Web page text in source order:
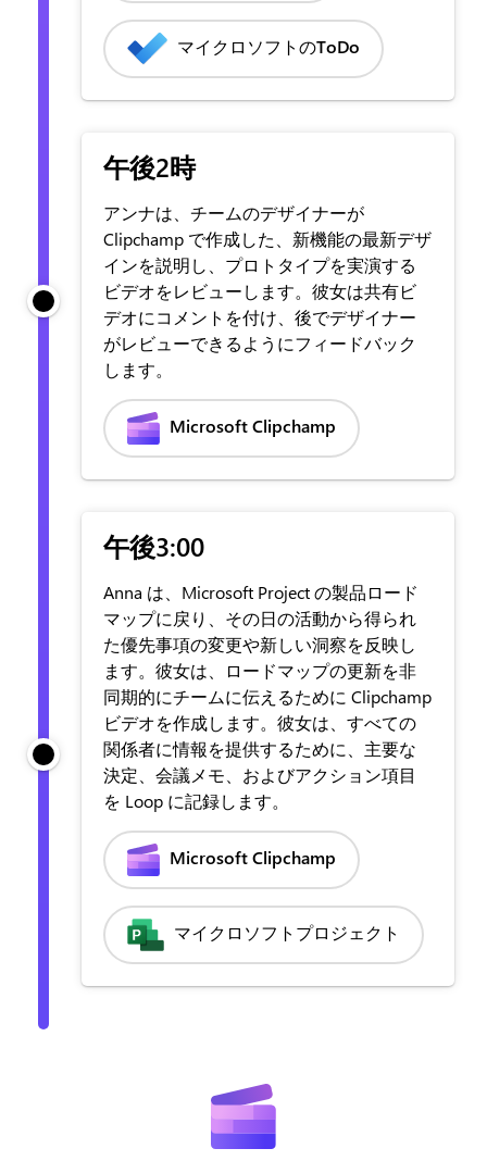
マイクロソフトのToDo
午後2時
アンナは、チームのデザイナーが
Clipchamp で作成した、新機能の最新デザ
インを説明し、プロトタイプを実演する
ビデオをレビューします。彼女は共有ビ
デオにコメントを付け、後でデザイナー
がレビューできるようにフィードバック
します。
Microsoft Clipchamp
午後3:00
Anna は、Microsoft Project の製品ロード
マップに戻り、その日の活動から得られ
た優先事項の変更や新しい洞察を反映し
ます。彼女は、ロードマップの更新を非
同期的にチームに伝えるために Clipchamp
ビデオを作成します。彼女は、すべての
関係者に情報を提供するために、主要な
決定、会議メモ、およびアクション項目
を Loop に記録します。
Microsoft Clipchamp
マイクロソフトプロジェクト